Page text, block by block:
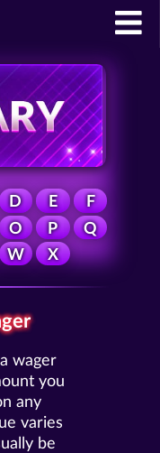
D E
F
O P
Q
W X
wager
you
any
varies
be